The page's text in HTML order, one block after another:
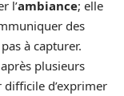
l’ambiance; elle
des
à capturer.
plusieurs
d’exprimer